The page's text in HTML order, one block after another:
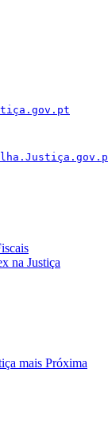
na Justiça
mais Próxima